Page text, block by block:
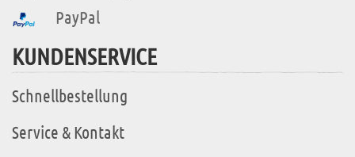
PayPal
KUNDENSERVICE
Schnellbestellung
Service & Kontakt